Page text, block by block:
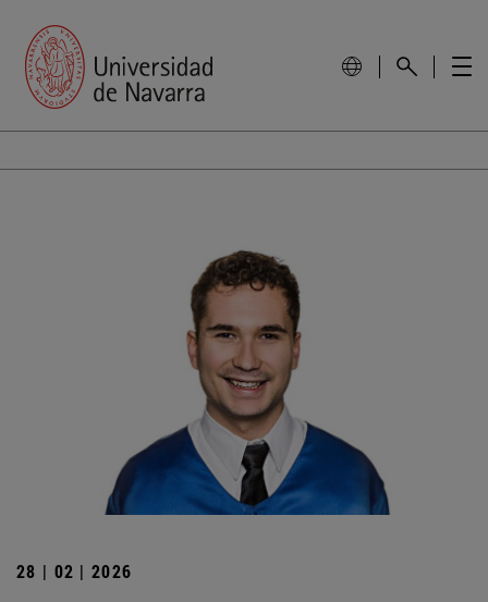
28 | 02 | 2026